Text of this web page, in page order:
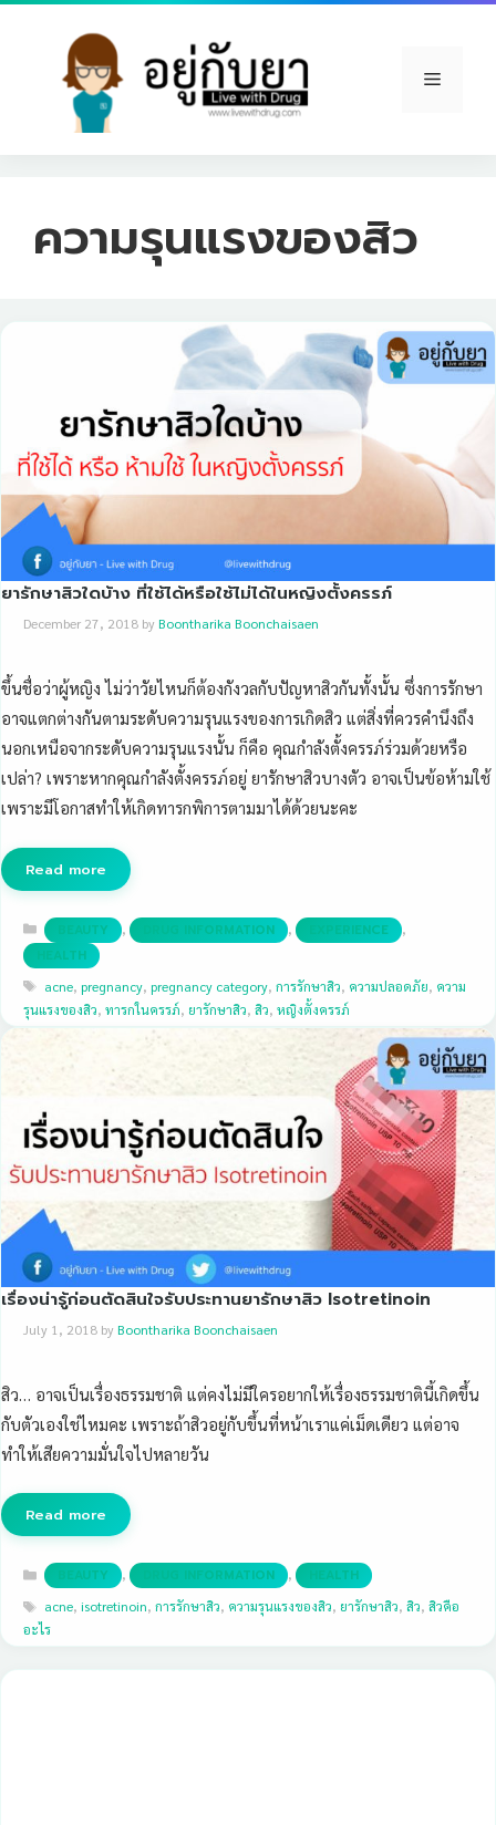
Menu
ความรุนแรงของสิว
ยารักษาสิวใดบ้าง ที่ใช้ได้หรือใช้ไม่ได้ในหญิงตั้งครรภ์
December 27, 2018 by Boontharika Boonchaisaen
ขึ้นชื่อว่าผู้หญิง ไม่ว่าวัยไหนก็ต้องกังวลกับปัญหาสิวกันทั้งนั้น ซึ่งการรักษา
อาจแตกต่างกันตามระดับความรุนแรงของการเกิดสิว แต่สิ่งที่ควรคำนึงถึง
นอกเหนือจากระดับความรุนแรงนั้น ก็คือ คุณกำลังตั้งครรภ์ร่วมด้วยหรือ
เปล่า? เพราะหากคุณกำลังตั้งครรภ์อยู่ ยารักษาสิวบางตัว อาจเป็นข้อห้ามใช้
เพราะมีโอกาสทำให้เกิดทารกพิการตามมาได้ด้วยนะคะ
Read more
Categories
BEAUTY , DRUG INFORMATION , EXPERIENCE ,
HEALTH
Tags
acne, pregnancy, pregnancy category,การรักษาสิว, ความปลอดภัย, ความ
รุนแรงของสิว, ทารกในครรภ์, ยารักษาสิว, สิว, หญิงตั้งครรภ์
เรื่องน่ารู้ก่อนตัดสินใจรับประทานยารักษาสิว Isotretinoin
July 1, 2018 by Boontharika Boonchaisaen
สิว… อาจเป็นเรื่องธรรมชาติ แต่คงไม่มีใครอยากให้เรื่องธรรมชาตินี้เกิดขึ้น
กับตัวเองใช่ไหมคะ เพราะถ้าสิวอยู่กับขึ้นที่หน้าเราแค่เม็ดเดียว แต่อาจ
ทำให้เสียความมั่นใจไปหลายวัน
Read more
Categories
BEAUTY , DRUG INFORMATION , HEALTH
Tags
acne, isotretinoin,การรักษาสิว, ความรุนแรงของสิว, ยารักษาสิว,สิว,สิวคือ
อะไร